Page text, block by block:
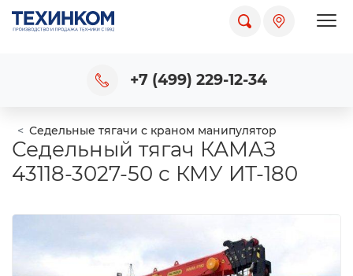
+7 (499) 229-12-34
Седельные тягачи с краном манипулятор
Седельный тягач КАМАЗ
43118-3027-50 с КМУ ИТ-180